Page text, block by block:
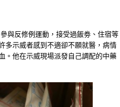
與反修例運動，接受過飯劵、住宿等
多示威者感到不適卻不願就醫，病情
。他在示威現場派發自己調配的中藥